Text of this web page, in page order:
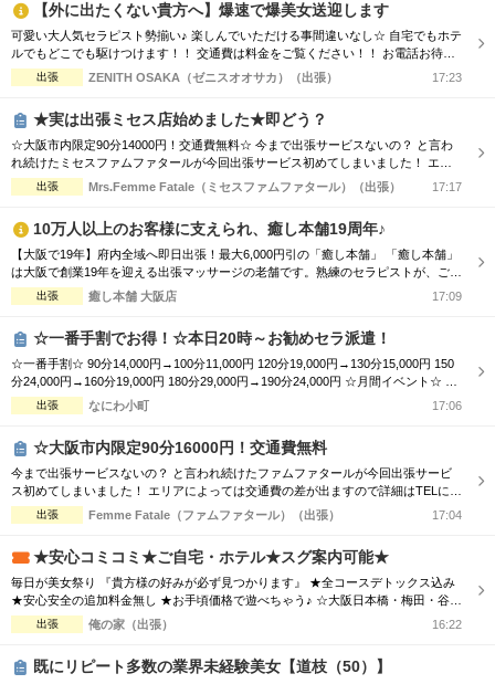
【外に出たくない貴方へ】爆速で爆美女送迎します
可愛い大人気セラピスト勢揃い♪ 楽しんでいただける事間違いなし☆ 自宅でもホテ
ルでもどこでも駆けつけます！！ 交通費は料金をご覧ください！！ お電話お待ち
しております(^^♪ TEL070-5654-8310 営業時間;10:00-翌5:00 場所;日本橋、谷九付
近
出張 ZENITH OSAKA（ゼニスオオサカ）（出張） 17:23
★実は出張ミセス店始めました★即どう？
☆大阪市内限定90分14000円！交通費無料☆ 今まで出張サービスないの？ と言わ
れ続けたミセスファムファタールが今回出張サービス初めてしまいました！ エリ
アによっては交通費の差が出ますので詳細はTELにてお伝えさせて頂きます。 90
分コース14000円 120分コース18000円 でのご案内☆ 是非この機会に一度お電話お
出張 Mrs.Femme Fatale（ミセスファムファタール）（出張） 17:17
10万人以上のお客様に支えられ、癒し本舗19周年♪
【大阪で19年】府内全域へ即日出張！最大6,000円引の「癒し本舗」 「癒し本舗」
は大阪で創業19年を迎える出張マッサージの老舗です。熟練のセラピストが、ご自
宅や宿泊先をあなただけの極上サロンへと変貌させます。 ■大阪府全域へスピード
派遣！ 「今すぐ癒されたい」という声に応え、府内全域どこでもお伺いします。
・快...
出張 癒し本舗 大阪店 17:09
☆一番手割でお得！☆本日20時～お勧めセラ派遣！
☆一番手割☆ 90分14,000円→100分11,000円 120分19,000円→130分15,000円 150
分24,000円→160分19,000円 180分29,000円→190分24,000円 ☆月間イベント☆ 90
分14,000円→11,000円 120分19,000円→15,000円 150分24,000円→19,000円 180分
29,000円→24,000円 ☆オプション☆ ...
出張 なにわ小町 17:06
☆大阪市内限定90分16000円！交通費無料
今まで出張サービスないの？ と言われ続けたファムファタールが今回出張サービ
ス初めてしまいました！ エリアによっては交通費の差が出ますので詳細はTELにて
お伝えさせて頂きます。 90分コース16000円 120分コース22000円 でのご案内☆
是非この機会に一度お電話お待ちしております
出張 Femme Fatale（ファムファタール）（出張） 17:04
★安心コミコミ★ご自宅・ホテル★スグ案内可能★
毎日が美女祭り 『貴方様の好みが必ず見つかります』 ★全コースデトックス込み
★安心安全の追加料金無し ★お手頃価格で遊べちゃう♪ ☆大阪日本橋・梅田・谷
九・天王寺エリア ☆朝10時～翌朝6時まで営業中♀ ☆大阪全域出張対応♪ ☆毎日18
時～大阪市内交通費無料♪ ホテルで♪ご自宅で♪ 厳選された可愛いセラピストと 素
出張 俺の家（出張） 16:22
既にリピート多数の業界未経験美女【道枝（50）】